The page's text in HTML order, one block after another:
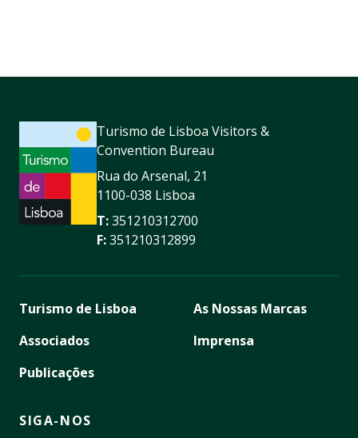
Turismo de Lisboa Visitors &
Convention Bureau
Rua do Arsenal, 21
1100-038 Lisboa
T:351210312700
F:351210312899
Turismo de Lisboa
Associados
Publicações
As Nossas Marcas
Imprensa
SIGA-NOS